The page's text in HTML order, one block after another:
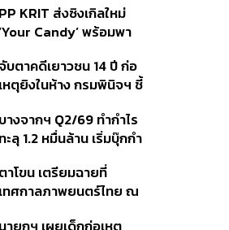
ปมค้นประวัติคดีกราดยิงที่
หรัฐฯ
PP KRIT ส่งซิงเกิลใหม่
Candy’ พร้อมพา
สิกวิดีโอ
จับตาคดีเยาวชน 14 ปี ก่อ
เหตุยิงในห้าง กรมพินิจฯ ชี้
เนื่อง ประเมินปล่อยตัว
บางจากฯ Q2/69 ทำกำไร
ทะลุ 1.2 หมื่นล้าน เริ่มบุ๊กกำ
แรก หนุนรายได้ครึ่งปีทะลุ
3.2 แสนล้าน
ตาโขน เตรียมฉายที่
เทศกาลภาพยนตร์ไทย ณ